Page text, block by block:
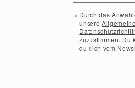
Durch das
unsere
zuzustimmen. Du
du dich vom